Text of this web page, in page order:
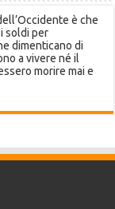
è che
soldi per
dimenticano di
a vivere né il
morire mai e